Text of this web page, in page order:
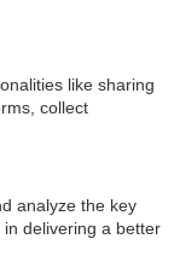
like sharing
collect
analyze the key
delivering a better